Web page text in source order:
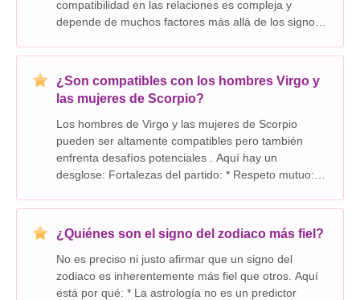
compatibilidad en las relaciones es compleja y
depende de muchos factores más allá de los signos
solo un aspecto: Su signo solar representa solo una
¿Son compatibles con los hombres Virgo y
las mujeres de Scorpio?
Los hombres de Virgo y las mujeres de Scorpio
pueden ser altamente compatibles pero también
enfrenta desafíos potenciales . Aquí hay un
desglose: Fortalezas del partido: * Respeto mutuo:
trabajo duro. Admiran la dedicación y el compromis
¿Quiénes son el signo del zodiaco más fiel?
No es preciso ni justo afirmar que un signo del
zodiaco es inherentemente más fiel que otros. Aquí
está por qué: * La astrología no es un predictor